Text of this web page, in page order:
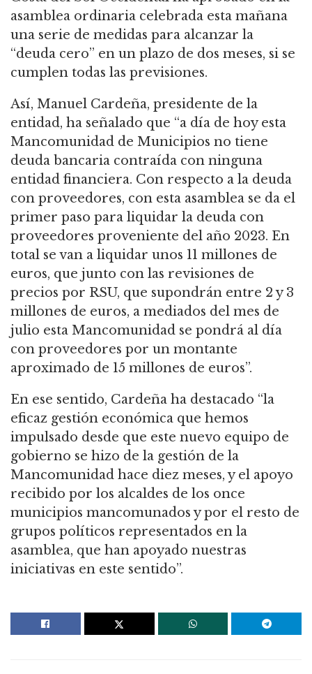
asamblea ordinaria celebrada esta mañana
una serie de medidas para alcanzar la
“deuda cero” en un plazo de dos meses, si se
cumplen todas las previsiones.
Así, Manuel Cardeña, presidente de la
entidad, ha señalado que “a día de hoy esta
Mancomunidad de Municipios no tiene
deuda bancaria contraída con ninguna
entidad financiera. Con respecto a la deuda
con proveedores, con esta asamblea se da el
primer paso para liquidar la deuda con
proveedores proveniente del año 2023. En
total se van a liquidar unos 11 millones de
euros, que junto con las revisiones de
precios por RSU, que supondrán entre 2 y 3
millones de euros, a mediados del mes de
julio esta Mancomunidad se pondrá al día
con proveedores por un montante
aproximado de 15 millones de euros”.
En ese sentido, Cardeña ha destacado “la
eficaz gestión económica que hemos
impulsado desde que este nuevo equipo de
gobierno se hizo de la gestión de la
Mancomunidad hace diez meses, y el apoyo
recibido por los alcaldes de los once
municipios mancomunados y por el resto de
grupos políticos representados en la
asamblea, que han apoyado nuestras
iniciativas en este sentido”.